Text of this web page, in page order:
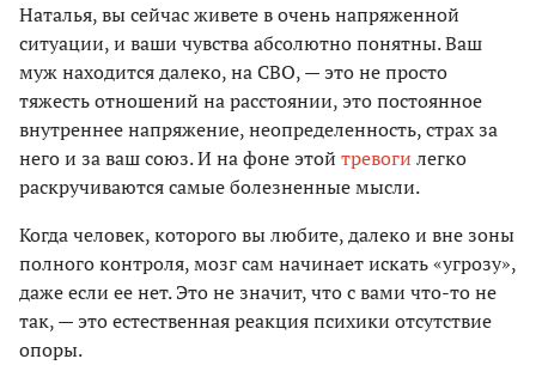
Наталья, вы сейчас живете в очень напряженной
ситуации, и ваши чувства абсолютно понятны. Ваш
муж находится далеко, на СВО, — это не просто
тяжесть отношений на расстоянии, это постоянное
внутреннее напряжение, неопределенность, страх за
него и за ваш союз. И на фоне этой тревоги легко
раскручиваются самые болезненные мысли.
Когда человек, которого вы любите, далеко и вне зоны
полного контроля, мозг сам начинает искать «угрозу»,
даже если ее нет. Это не значит, что с вами что-то не
так, — это естественная реакция психики отсутствие
опоры.